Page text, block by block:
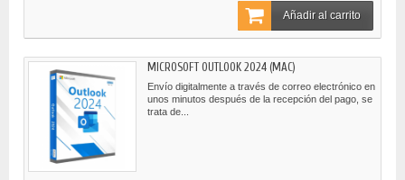
Añadir al carrito
MICROSOFT OUTLOOK 2024 (MAC)
Envío digitalmente a través de correo electrónico en
unos minutos después de la recepción del pago, se
trata de...